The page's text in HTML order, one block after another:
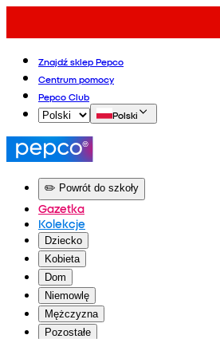
Znajdź sklep Pepco
Centrum pomocy
Pepco Club
Polski
✏️ Powrót do szkoły
Gazetka
Kolekcje
Dziecko
Kobieta
Dom
Niemowlę
Mężczyzna
Pozostałe